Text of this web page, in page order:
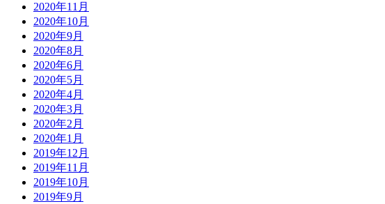
2020年11月
2020年10月
2020年9月
2020年8月
2020年6月
2020年5月
2020年4月
2020年3月
2020年2月
2020年1月
2019年12月
2019年11月
2019年10月
2019年9月